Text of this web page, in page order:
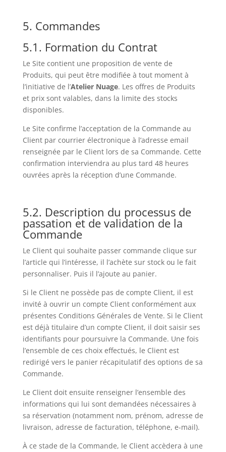
5. Commandes
5.1. Formation du Contrat
Le Site contient une proposition de vente de
Produits, qui peut être modifiée à tout moment à
l’initiative de l’Atelier Nuage. Les offres de Produits
et prix sont valables, dans la limite des stocks
disponibles.
Le Site confirme l’acceptation de la Commande au
Client par courrier électronique à l’adresse email
renseignée par le Client lors de sa Commande. Cette
confirmation interviendra au plus tard 48 heures
ouvrées après la réception d’une Commande.
5.2. Description du processus de
passation et de validation de la
Commande
Le Client qui souhaite passer commande clique sur
l’article qui l’intéresse, il l’achète sur stock ou le fait
personnaliser. Puis il l’ajoute au panier.
Si le Client ne possède pas de compte Client, il est
invité à ouvrir un compte Client conformément aux
présentes Conditions Générales de Vente. Si le Client
est déjà titulaire d’un compte Client, il doit saisir ses
identifiants pour poursuivre la Commande. Une fois
l’ensemble de ces choix effectués, le Client est
redirigé vers le panier récapitulatif des options de sa
Commande.
Le Client doit ensuite renseigner l’ensemble des
informations qui lui sont demandées nécessaires à
sa réservation (notamment nom, prénom, adresse de
livraison, adresse de facturation, téléphone, e-mail).
À ce stade de la Commande, le Client accèdera à une